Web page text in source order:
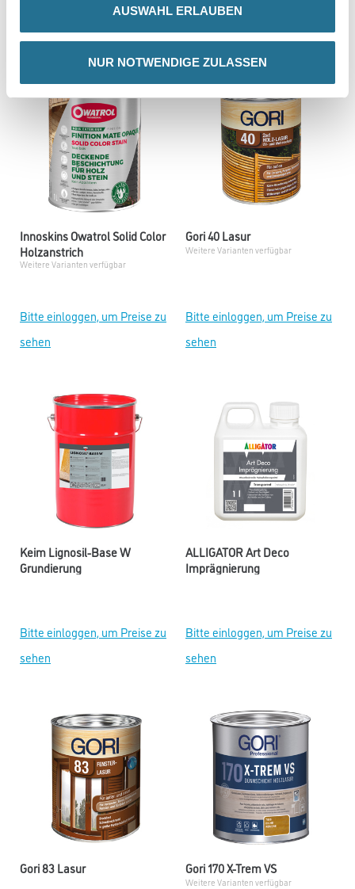
AUSWAHL ERLAUBEN
NUR NOTWENDIGE ZULASSEN
Innoskins Owatrol Solid Color
Holzanstrich
Weitere Varianten verfügbar
Bitte einloggen, um Preise zu
sehen
Gori 40 Lasur
Weitere Varianten verfügbar
Bitte einloggen, um Preise zu
sehen
Keim Lignosil-Base W
Grundierung
Bitte einloggen, um Preise zu
sehen
ALLIGATOR Art Deco
Imprägnierung
Bitte einloggen, um Preise zu
sehen
Gori 83 Lasur Gori 170 X-Trem VS
Weitere Varianten verfügbar